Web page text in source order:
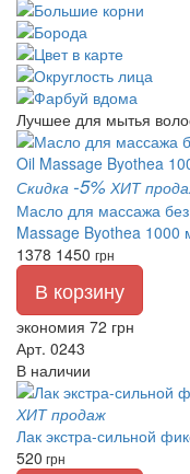
Лучшее для мытья
Скидка -5% ХИТ
Масло для массажа
Massage Byothea 1000
1378 1450 грн
В корзину
экономия 72 грн
Арт. 0243
В наличии
ХИТ продаж
Лак экстра-сильной
520 грн